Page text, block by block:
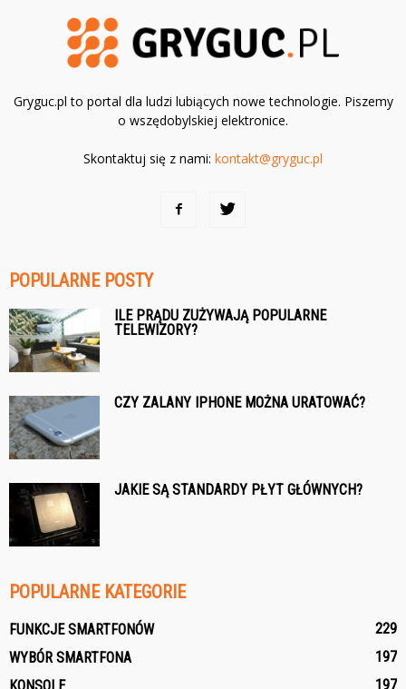
Gryguc.pl to portal dla ludzi lubiących nowe technologie. Piszemy
o wszędobylskiej elektronice.
Skontaktuj się z nami: kontakt@gryguc.pl
POPULARNE POSTY
ILE PRĄDU ZUŻYWAJĄ POPULARNE
TELEWIZORY?
CZY ZALANY IPHONE MOŻNA URATOWAĆ?
JAKIE SĄ STANDARDY PŁYT GŁÓWNYCH?
POPULARNE KATEGORIE
FUNKCJE SMARTFONÓW
229
WYBÓR SMARTFONA
197
197